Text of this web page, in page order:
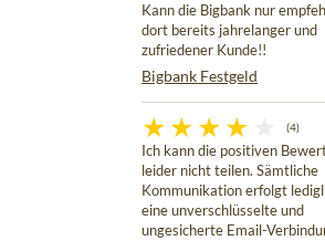
Kann die Bigbank nur
dort bereits jahrelanger und
zufriedener Kunde!!
Bigbank Festgeld
(4)
Ich kann die positiven
leider nicht teilen. Sämtliche
Kommunikation erfolgt
eine unverschlüsselte und
ungesicherte Email-